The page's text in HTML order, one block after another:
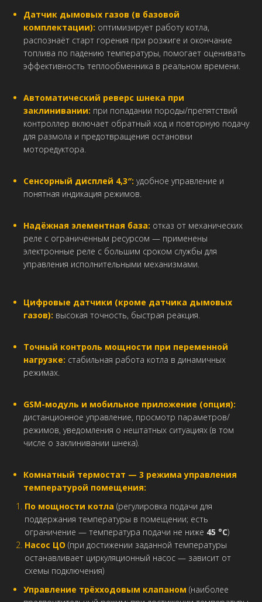
Датчик дымовых газов (в базовой
комплектации): оптимизирует работу котла,
распознаёт старт горения при розжиге и окончание
топлива по падению температуры, помогает оценивать
эффективность теплообменника в реальном времени.
Автоматический реверс шнека при
заклинивании: при попадании породы/препятствий
контроллер включает обратный ход и повторную подачу
для размола и предотвращения остановки
моторедуктора.
Сенсорный дисплей 4,3″: удобное управление и
понятная индикация режимов.
Надёжная элементная база: отказ от механических
реле с ограниченным ресурсом — применены
электронные реле с большим сроком службы для
управления исполнительными механизмами.
Цифровые датчики (кроме датчика дымовых
газов): высокая точность, быстрая реакция.
Точный контроль мощности при переменной
нагрузке: стабильная работа котла в динамичных
режимах.
GSM-модуль и мобильное приложение (опция):
дистанционное управление, просмотр параметров/
режимов, уведомления о нештатных ситуациях (в том
числе о заклинивании шнека).
Комнатный термостат — 3 режима управления
температурой помещения:
По мощности котла (регулировка подачи для
поддержания температуры в помещении; есть
ограничение — температура подачи не ниже 45 °C)
Насос ЦО (при достижении заданной температуры
останавливает циркуляционный насос — зависит от
схемы подключения)
Управление трёхходовым клапаном (наиболее